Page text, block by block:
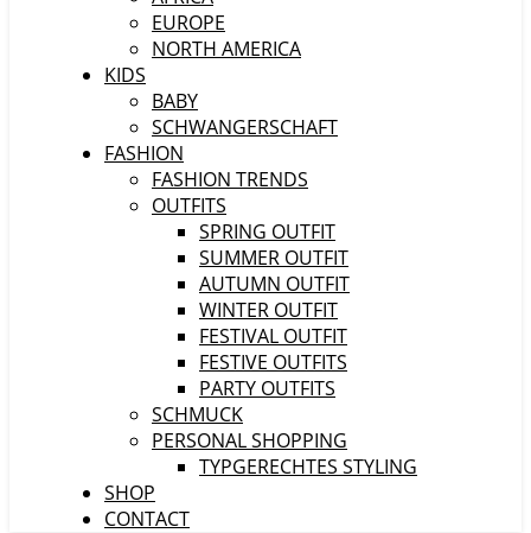
EUROPE
NORTH AMERICA
KIDS
BABY
SCHWANGERSCHAFT
FASHION
FASHION TRENDS
OUTFITS
SPRING OUTFIT
SUMMER OUTFIT
AUTUMN OUTFIT
WINTER OUTFIT
FESTIVAL OUTFIT
FESTIVE OUTFITS
PARTY OUTFITS
SCHMUCK
PERSONAL SHOPPING
TYPGERECHTES STYLING
SHOP
CONTACT